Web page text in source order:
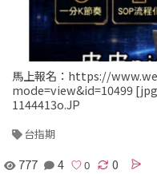
馬上報名：https://
mode=view&id=10499
1144413o.JP
台指期
777 4 0